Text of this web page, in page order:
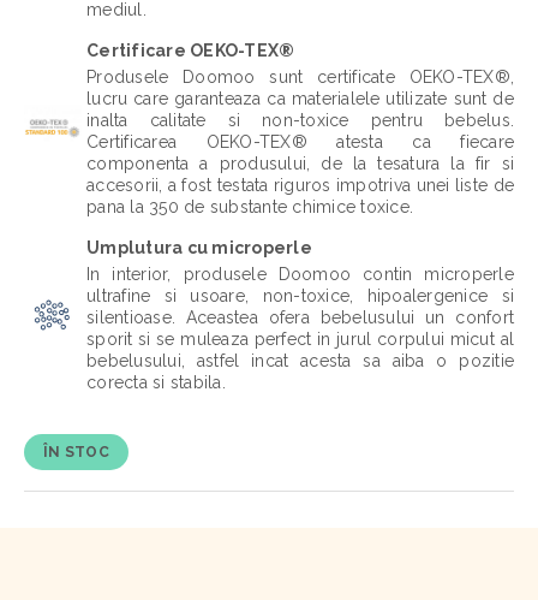
mediul.
Certificare OEKO-TEX®
Produsele Doomoo sunt certificate OEKO-TEX®,
lucru care garanteaza ca materialele utilizate sunt de
inalta calitate si non-toxice pentru bebelus.
Certificarea OEKO-TEX® atesta ca fiecare
componenta a produsului, de la tesatura la fir si
accesorii, a fost testata riguros impotriva unei liste de
pana la 350 de substante chimice toxice.
Umplutura cu microperle
In interior, produsele Doomoo contin microperle
ultrafine si usoare, non-toxice, hipoalergenice si
silentioase. Aceastea ofera bebelusului un confort
sporit si se muleaza perfect in jurul corpului micut al
bebelusului, astfel incat acesta sa aiba o pozitie
corecta si stabila.
ÎN STOC